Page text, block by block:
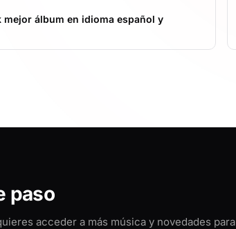
mejor álbum en idioma español y
paso
acceder a más música y novedades para